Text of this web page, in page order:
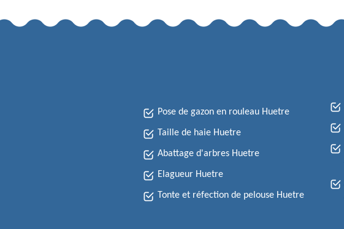
Pose de gazon en rouleau Huetre
Taille de haie Huetre
Abattage d'arbres Huetre
Elagueur Huetre
Tonte et réfection de pelouse Huetre